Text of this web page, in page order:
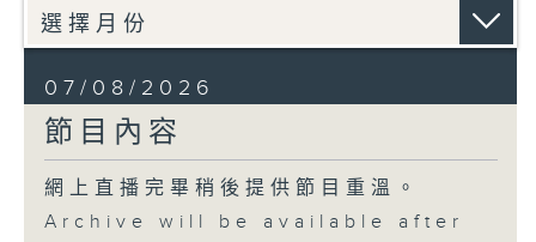
07/08/2026
節目內容
網上直播完畢稍後提供節目重溫。
Archive will be available after